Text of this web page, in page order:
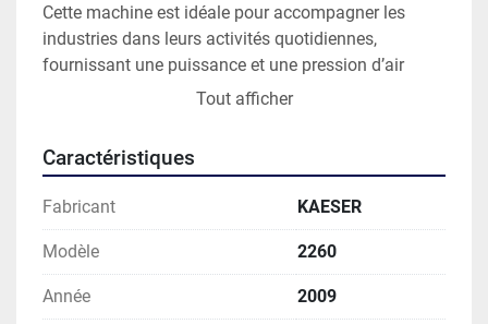
Cette machine est idéale pour accompagner les
industries dans leurs activités quotidiennes,
fournissant une puissance et une pression d’air
constantes. Son état d’occasion n’altère en rien ses
Tout afficher
Caractéristiques
Fabricant KAESER
Modèle 2260
Année 2009